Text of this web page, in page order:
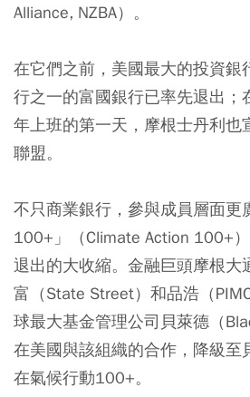
Alliance, NZBA）。
在它們之前，美國最大的投資銀
行之一的富國銀行已率先退出；
年上班的第一天，摩根士丹利也
聯盟。
不只商業銀行，參與成員層面更
100+」（Climate Action 100+
退出的大收縮。金融巨頭摩根大
富（State Street）和品浩（
球最大基金管理公司貝萊德（
在美國與該組織的合作，降級至
在氣候行動100+。